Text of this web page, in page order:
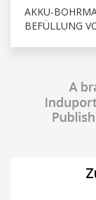
AKKU-
BEFÜLLUNG